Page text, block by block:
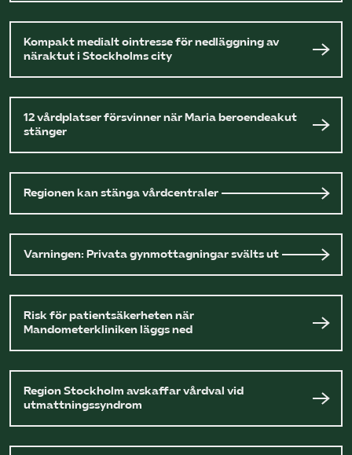
Kompakt medialt ointresse för nedläggning av
näraktut i Stockholms city
12 vårdplatser försvinner när Maria beroendeakut
stänger
Regionen kan stänga vårdcentraler
Varningen: Privata gynmottagningar svälts ut
Risk för patientsäkerheten när
Mandometerkliniken läggs ned
Region Stockholm avskaffar vårdval vid
utmattningssyndrom